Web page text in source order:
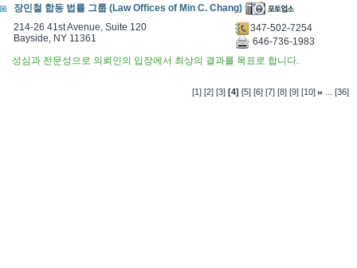
장민철 합동 법률 그룹 (Law Offices of Min C. Chang)
214-26 41st Avenue, Suite 120
Bayside, NY 11361
347-502-7254
646-736-1983
성심과 전문성으로 의뢰인의 입장에서 최상의 결과를 목표로 합니다.
[1] [2] [3] [4] [5] [6] [7] [8] [9] [10] ... [36]